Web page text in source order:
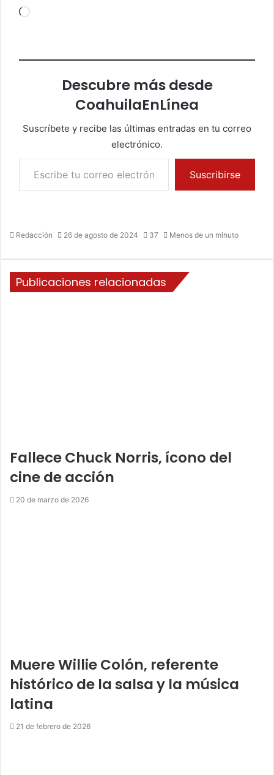
Cargando...
Descubre más desde
CoahuilaEnLínea
Suscríbete y recibe las últimas entradas en tu correo
electrónico.
Escribe tu correo electrónico…
Suscribirse
Redacción 26 de agosto de 2024 37 Menos de un minuto
Publicaciones relacionadas
Fallece Chuck Norris, ícono del
cine de acción
20 de marzo de 2026
Muere Willie Colón, referente
histórico de la salsa y la música
latina
21 de febrero de 2026